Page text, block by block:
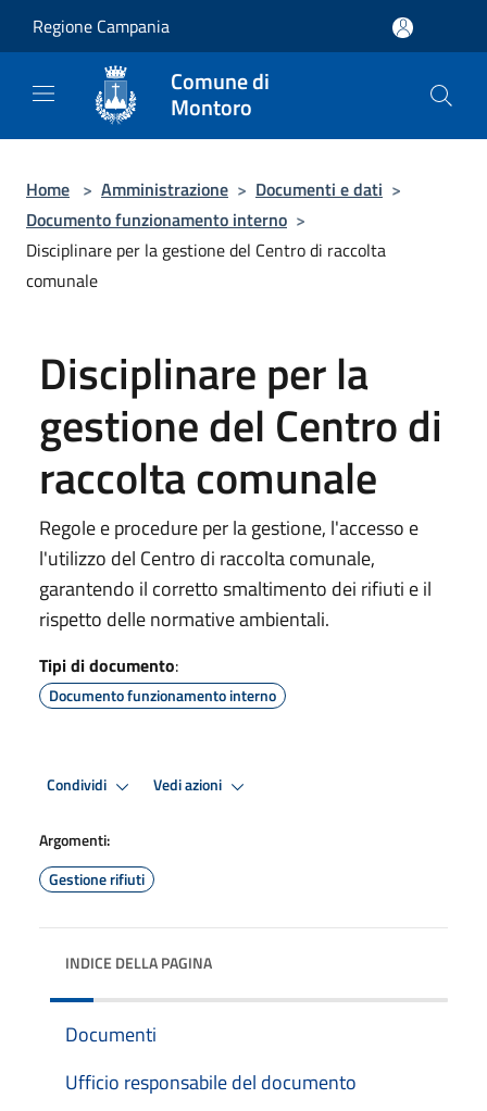
Regione Campania
Comune di
Montoro
Home > Amministrazione > Documenti e dati >
Documento funzionamento interno >
Disciplinare per la gestione del Centro di raccolta
comunale
Disciplinare per la
gestione del Centro di
raccolta comunale
Regole e procedure per la gestione, l'accesso e
l'utilizzo del Centro di raccolta comunale,
garantendo il corretto smaltimento dei rifiuti e il
rispetto delle normative ambientali.
Tipi di documento:
Documento funzionamento interno
Condividi Vedi azioni
Argomenti:
Gestione rifiuti
INDICE DELLA PAGINA
Documenti
Ufficio responsabile del documento